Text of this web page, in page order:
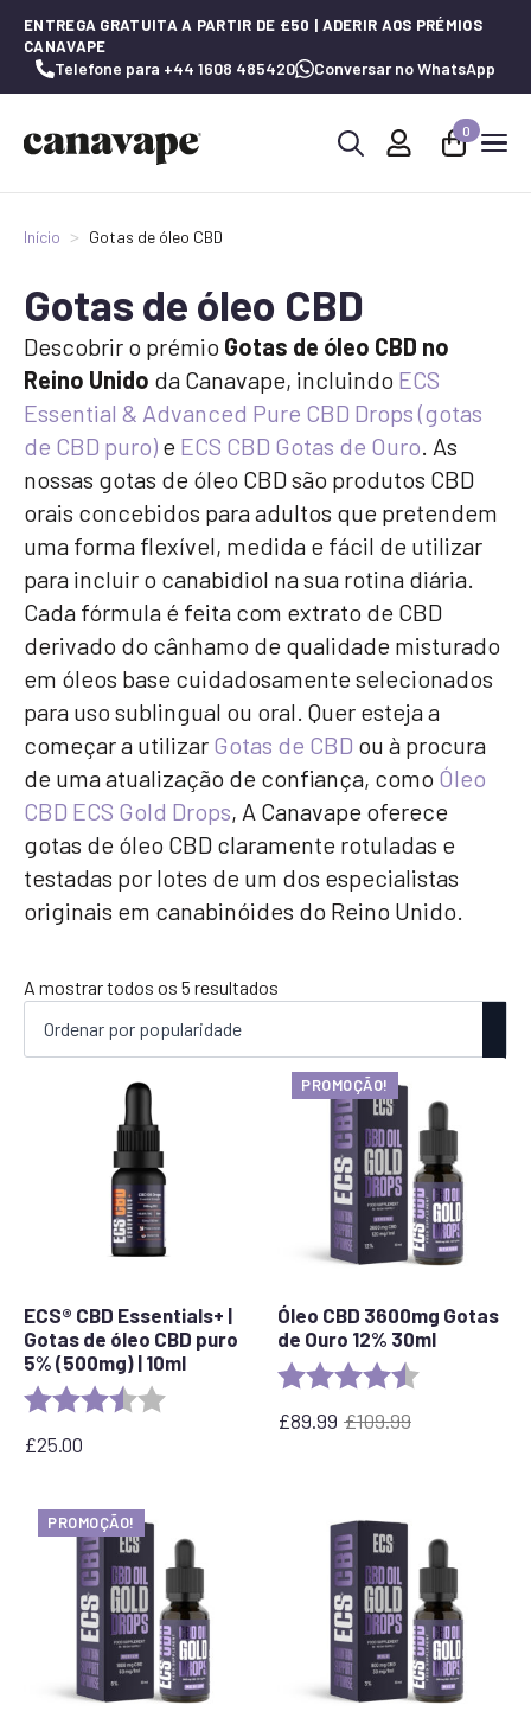
ENTREGA GRATUITA A PARTIR DE £50 | ADERIR AOS PRÉMIOS
CANAVAPE
Telefone para +44 1608 485420 Conversar no WhatsApp
0
Início Gotas de óleo CBD
Gotas de óleo CBD
Descobrir o prémio Gotas de óleo CBD no
Reino Unido da Canavape, incluindo ECS
Essential & Advanced Pure CBD Drops (gotas
de CBD puro) e ECS CBD Gotas de Ouro. As
nossas gotas de óleo CBD são produtos CBD
orais concebidos para adultos que pretendem
uma forma flexível, medida e fácil de utilizar
para incluir o canabidiol na sua rotina diária.
Cada fórmula é feita com extrato de CBD
derivado do cânhamo de qualidade misturado
em óleos base cuidadosamente selecionados
para uso sublingual ou oral. Quer esteja a
começar a utilizar Gotas de CBD ou à procura
de uma atualização de confiança, como Óleo
CBD ECS Gold Drops, A Canavape oferece
gotas de óleo CBD claramente rotuladas e
testadas por lotes de um dos especialistas
originais em canabinóides do Reino Unido.
A mostrar todos os 5 resultados
ECS® CBD Essentials+ |
Gotas de óleo CBD puro
5% (500mg) | 10ml
Rating: 3.8 out of 5 stars
£25.00
PROMOÇÃO!
Óleo CBD 3600mg Gotas
de Ouro 12% 30ml
Rating:
£109.99
O
£109.99.
£89.99
O
PROMOÇÃO!